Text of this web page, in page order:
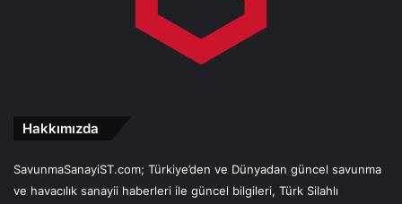
Hakkımızda
SavunmaSanayiST.com; Türkiye’den ve Dünyadan güncel savunma
ve havacılık sanayii haberleri ile güncel bilgileri, Türk Silahlı